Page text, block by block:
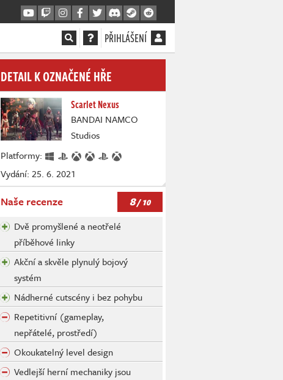
PŘIHLÁŠENÍ
DETAIL K OZNAČENÉ HŘE
Scarlet Nexus
BANDAI NAMCO
Studios
Platformy:
Vydání: 25. 6. 2021
Naše recenze 8/ 10
Dvě promyšlené a neotřelé
příběhové linky
Akční a skvěle plynulý bojový
systém
Nádherné cutscény i bez pohybu
Repetitivní (gameplay,
nepřátelé, prostředí)
Okoukatelný level design
Vedlejší herní mechaniky jsou